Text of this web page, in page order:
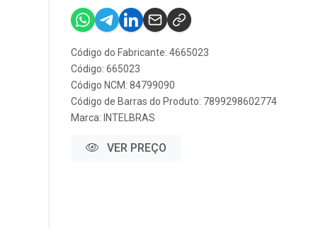
Código do Fabricante: 4665023
Código: 665023
Código NCM: 84799090
Código de Barras do Produto: 7899298602774
Marca: INTELBRAS
VER PREÇO